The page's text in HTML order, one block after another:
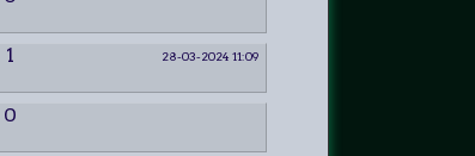
1
28-03-2024 11:09
0